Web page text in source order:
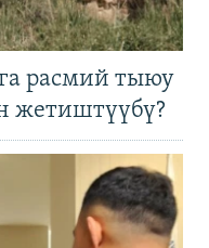
расмий тыюу
жетиштүүбү?